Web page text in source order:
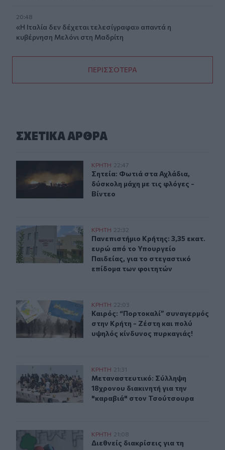
20:48
«Η Ιταλία δεν δέχεται τελεσίγραφα» απαντά η
κυβέρνηση Μελόνι στη Μαδρίτη
ΠΕΡΙΣΣΟΤΕΡΑ
ΣΧΕΤΙΚA AΡΘΡΑ
Σητεία: Φωτιά στα Αχλάδια, δύσκολη μάχη με τις
ΚΡΗΤΗ 22:47
Σητεία: Φωτιά στα Αχλάδια,
Σητεία: Φωτιά στα Αχλάδια,
δύσκολη μάχη με τις φλόγες -
Βίντεο
Πανεπιστήμιο Κρήτης: 3,35 εκατ. ευρώ από το
ΚΡΗΤΗ 22:32
Πανεπιστήμιο Κρήτης: 3,35 εκατ.
Πανεπιστήμιο Κρήτης: 3,35 εκατ.
ευρώ από το Υπουργείο
Παιδείας, για το στεγαστικό
επίδομα των φοιτητών
Καιρός: “Πορτοκαλί” συναγερμός στην Κρήτη - Ζέστη
ΚΡΗΤΗ 22:03
Καιρός: “Πορτοκαλί” συναγερμός
Καιρός: “Πορτοκαλί” συναγερμός
στην Κρήτη - Ζέστη και πολύ
υψηλός κίνδυνος πυρκαγιάς!
Μεταναστευτικό: Σύλληψη 18χρονου διακινητή για
ΚΡΗΤΗ 21:31
Μεταναστευτικό: Σύλληψη
Μεταναστευτικό: Σύλληψη
18χρονου διακινητή για την
"καραβιά" στον Τσούτσουρα
Διεθνείς διακρίσεις για τη μαθητική ταινία stop
ΚΡΗΤΗ 21:08
Διεθνείς διακρίσεις για τη
Διεθνείς διακρίσεις για τη